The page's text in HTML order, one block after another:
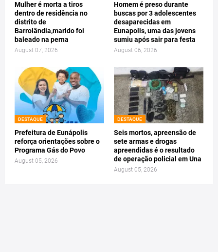
Mulher é morta a tiros
dentro de residência no
distrito de
Barrolândia,marido foi
baleado na perna
August 07, 2026
Homem é preso durante
buscas por 3 adolescentes
desaparecidas em
Eunapolis, uma das jovens
sumiu após sair para festa
August 06, 2026
DESTAQUE
Prefeitura de Eunápolis
reforça orientações sobre o
Programa Gás do Povo
August 05, 2026
DESTAQUE
Seis mortos, apreensão de
sete armas e drogas
apreendidas é o resultado
de operação policial em Una
August 05, 2026